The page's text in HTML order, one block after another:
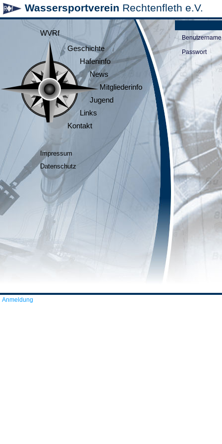
Wassersportverein Rechtenfleth e.V.
WVRf
Geschichte
Hafeninfo
News
Mitgliederinfo
Jugend
Links
Kontakt
Impressum
Datenschutz
Benutzername
Passwort
Anmeldung